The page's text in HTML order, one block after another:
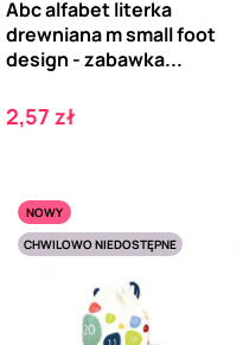
Abc alfabet literka
drewniana m small foot
design - zabawka...
Cena
2,57 zł
NOWY
CHWILOWO NIEDOSTĘPNE